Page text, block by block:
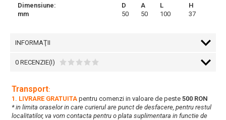
Dimensiune: D A L
H
mm
50 50 100 37
INFORMAŢII
0 RECENZIE(I)
Transport:
1. LIVRARE GRATUITA pentru comenzi in valoare de peste 500 RON
* in limita oraselor in care curierul are punct de desfacere, pentru restul
localitatilor, va vom contacta pentru o plata suplimentara in functie de